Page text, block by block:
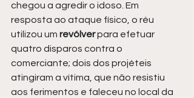
chegou a agredir o idoso. Em
resposta ao ataque físico, o réu
utilizou um revólver para efetuar
quatro disparos contra o
comerciante; dois dos projéteis
atingiram a vítima, que não resistiu
aos ferimentos e faleceu no local da